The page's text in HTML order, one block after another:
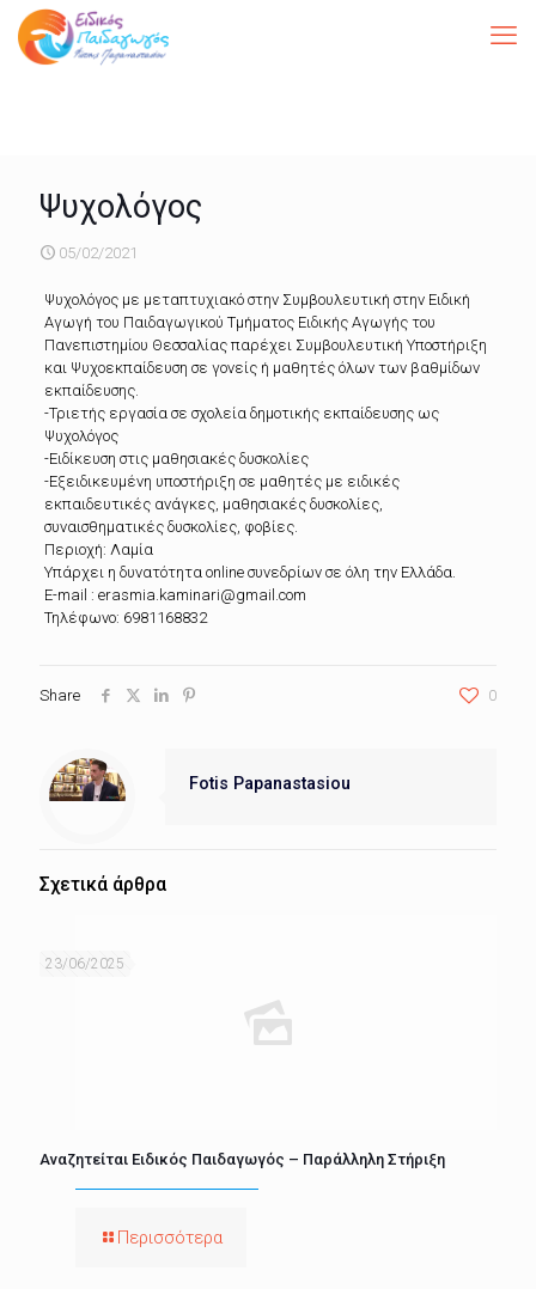
Ψυχολόγος
05/02/2021
Ψυχολόγος με μεταπτυχιακό στην Συμβουλευτική στην Ειδική
Αγωγή του Παιδαγωγικού Τμήματος Ειδικής Αγωγής του
Πανεπιστημίου Θεσσαλίας παρέχει Συμβουλευτική Υποστήριξη
και Ψυχοεκπαίδευση σε γονείς ή μαθητές όλων των βαθμίδων
εκπαίδευσης.
-Τριετής εργασία σε σχολεία δημοτικής εκπαίδευσης ως
Ψυχολόγος
-Ειδίκευση στις μαθησιακές δυσκολίες
-Εξειδικευμένη υποστήριξη σε μαθητές με ειδικές
εκπαιδευτικές ανάγκες, μαθησιακές δυσκολίες,
συναισθηματικές δυσκολίες, φοβίες.
Περιοχή: Λαμία
Υπάρχει η δυνατότητα online συνεδρίων σε όλη την Ελλάδα.
E-mail : erasmia.kaminari@gmail.com
Τηλέφωνο: 6981168832
Share 0
Fotis Papanastasiou
Σχετικά άρθρα
23/06/2025
Αναζητείται Ειδικός Παιδαγωγός – Παράλληλη Στήριξη
Περισσότερα